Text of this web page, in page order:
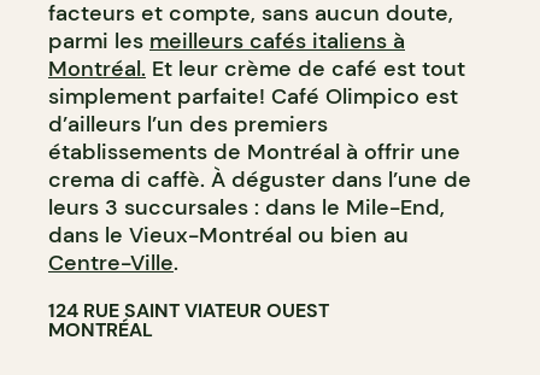
facteurs et compte, sans aucun doute,
parmi les meilleurs cafés italiens à
Montréal. Et leur crème de café est tout
simplement parfaite! Café Olimpico est
d’ailleurs l’un des premiers
établissements de Montréal à offrir une
crema di caffè. À déguster dans l’une de
leurs 3 succursales : dans le Mile-End,
dans le Vieux-Montréal ou bien au
Centre-Ville.
124 RUE SAINT VIATEUR OUEST
MONTRÉAL